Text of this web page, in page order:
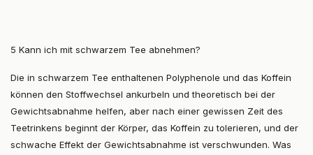
5 Kann ich mit schwarzem Tee abnehmen?
Die in schwarzem Tee enthaltenen Polyphenole und das Koffein
können den Stoffwechsel ankurbeln und theoretisch bei der
Gewichtsabnahme helfen, aber nach einer gewissen Zeit des
Teetrinkens beginnt der Körper, das Koffein zu tolerieren, und der
schwache Effekt der Gewichtsabnahme ist verschwunden. Was